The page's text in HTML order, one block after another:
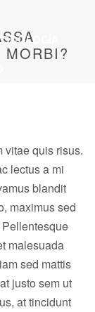
MORBI?
vitae quis risus.
lectus a mi
blandit
maximus sed
malesuada
sed mattis
justo sem ut
at tincidunt